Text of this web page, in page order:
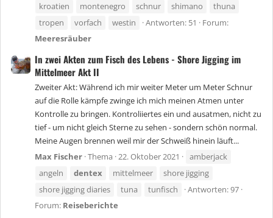
kroatien
montenegro schnur shimano
thuna
tropen
vorfach westin Antworten: 51
Forum:
Meeresräuber
In zwei Akten zum Fisch des Lebens - Shore Jigging im
Mittelmeer Akt II
Zweiter Akt: Während ich mir weiter Meter um Meter Schnur
auf die Rolle kämpfe zwinge ich mich meinen Atmen unter
Kontrolle zu bringen. Kontroliiertes ein und ausatmen, nicht zu
tief - um nicht gleich Sterne zu sehen - sondern schön normal.
Meine Augen brennen weil mir der Schweiß hinein läuft...
Max Fischer Thema 22. Oktober 2021
amberjack
angeln
dentex mittelmeer
shore jigging
shore jigging diaries
tuna tunfisch
Antworten: 97
Forum: Reiseberichte